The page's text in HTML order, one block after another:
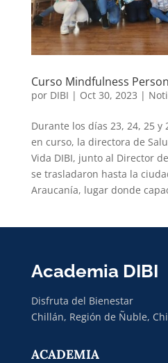
Curso Mindfulness
por DIBI | Oct 30, 2023 |
Durante los días 23, 24, 25
en curso, la directora de
Vida DIBI, junto al Director
se trasladaron hasta la
Araucanía, lugar donde
Academia DIBI
Disfruta del Bienestar
Chillán, Región de Ñuble,
ACADEMIA